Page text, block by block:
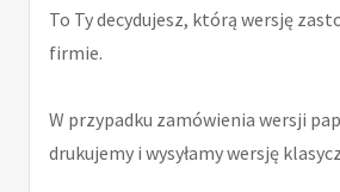
To Ty decydujesz, którą wersję
firmie.
W przypadku zamówienia wersji
drukujemy i wysyłamy wersję